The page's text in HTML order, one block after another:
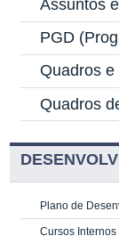
Assuntos
PGD
Quadros e
Quadros
Plano de
Cursos Internos